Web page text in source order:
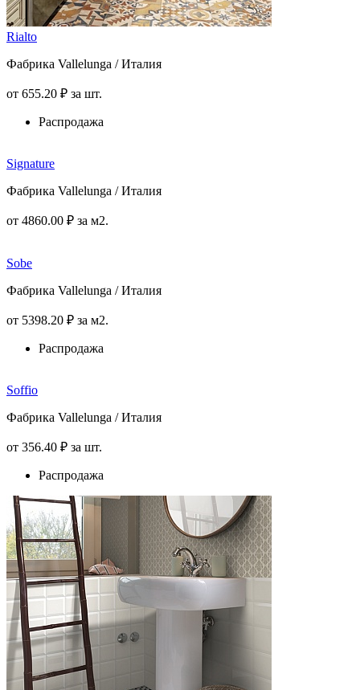
Rialto
Фабрика Vallelunga / Италия
от 655.20 ₽ за шт.
Распродажа
Signature
Фабрика Vallelunga / Италия
от 4860.00 ₽ за м2.
Sobe
Фабрика Vallelunga / Италия
от 5398.20 ₽ за м2.
Распродажа
Soffio
Фабрика Vallelunga / Италия
от 356.40 ₽ за шт.
Распродажа